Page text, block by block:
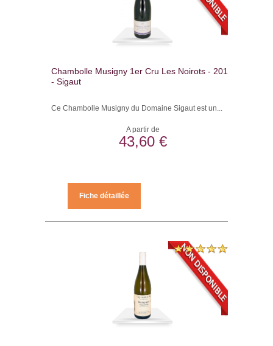
Chambolle Musigny 1er Cru Les Noirots - 2011
- Sigaut
Ce Chambolle Musigny du Domaine Sigaut est un...
A partir de
43,60 €
Fiche détaillée